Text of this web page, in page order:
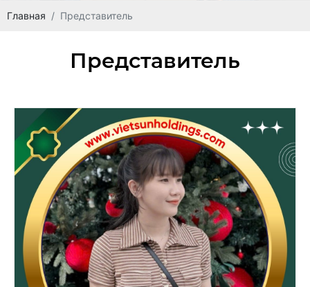
Главная Представитель
Представитель